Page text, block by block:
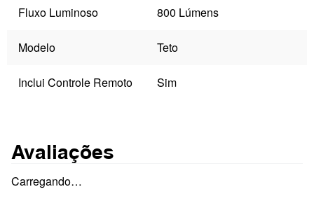
Fluxo Luminoso 800 Lúmens
Modelo Teto
Inclui Controle Remoto Sim
Avaliações
Carregando…